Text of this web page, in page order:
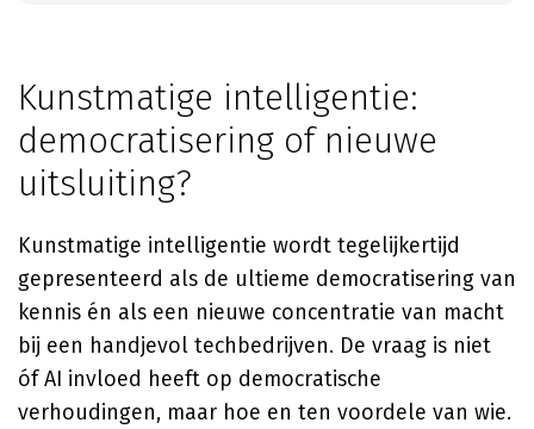
Kunstmatige intelligentie:
democratisering of nieuwe
uitsluiting?
Kunstmatige intelligentie wordt tegelijkertijd
gepresenteerd als de ultieme democratisering van
kennis én als een nieuwe concentratie van macht
bij een handjevol techbedrijven. De vraag is niet
óf AI invloed heeft op democratische
verhoudingen, maar hoe en ten voordele van wie.